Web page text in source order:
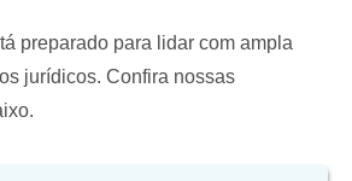
preparado para lidar com ampla
jurídicos. Confira nossas